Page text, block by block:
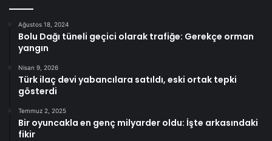
Ağustos 18, 2024
Bolu Dağı tüneli geçici olarak trafiğe: Gerekçe orman
yangın
Nisan 9, 2026
Türk ilaç devi yabancılara satıldı, eski ortak tepki
gösterdi
Temmuz 2, 2025
Bir oyuncakla en genç milyarder oldu: İşte arkasındaki
fikir